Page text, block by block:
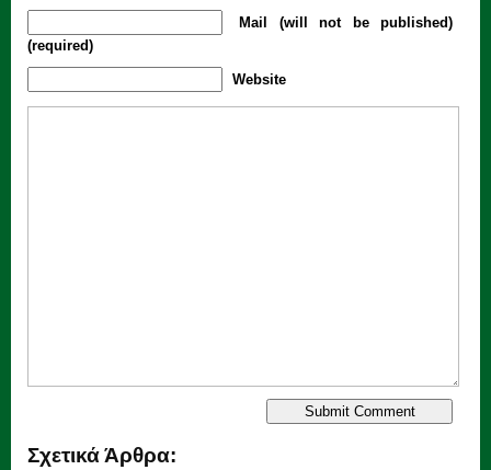
Mail (will not be published)
(required)
Website
Σχετικά Άρθρα: